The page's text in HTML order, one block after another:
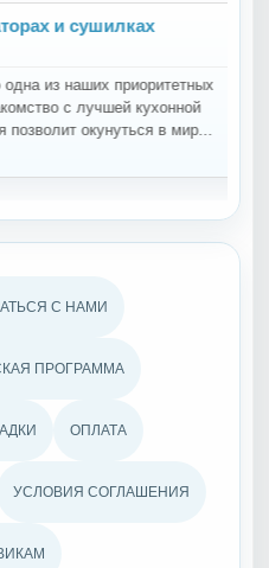
сушилках
приоритетных
лучшей кухонной
окунуться в мир...
С НАМИ
ПРОГРАММА
ОПЛАТА
УСЛОВИЯ СОГЛАШЕНИЯ